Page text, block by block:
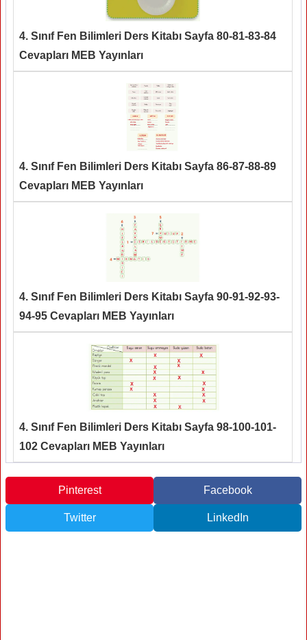
4. Sınıf Fen Bilimleri Ders Kitabı Sayfa 80-81-83-84
Cevapları MEB Yayınları
4. Sınıf Fen Bilimleri Ders Kitabı Sayfa 86-87-88-89
Cevapları MEB Yayınları
4. Sınıf Fen Bilimleri Ders Kitabı Sayfa 90-91-92-93-
94-95 Cevapları MEB Yayınları
4. Sınıf Fen Bilimleri Ders Kitabı Sayfa 98-100-101-
102 Cevapları MEB Yayınları
Pinterest Facebook
Twitter LinkedIn